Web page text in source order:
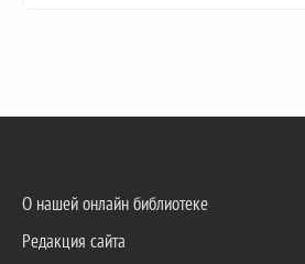
О нашей онлайн библиотеке
Редакция сайта